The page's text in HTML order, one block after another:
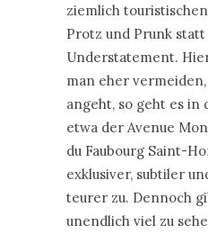
ziemlich
Protz und Prunk statt
Understatement.
man eher
angeht, so geht es
etwa der Avenue
du Faubourg Saint-
exklusiver, subtiler
teurer zu. Dennoch
unendlich viel zu